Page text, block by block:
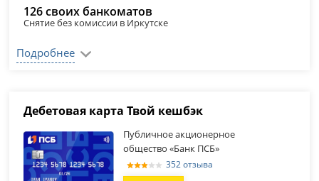
126 своих банкоматов
Снятие без комиссии в Иркутске
Подробнее
Дебетовая карта Твой кешбэк
Публичное акционерное
общество «Банк ПСБ»
352 отзыва